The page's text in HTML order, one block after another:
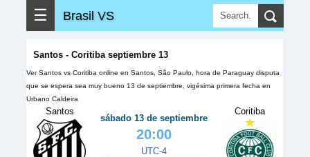
☰ Brasil VS
Santos - Coritiba septiembre 13
Ver Santos vs Coritiba online en Santos, São Paulo, hora de Paraguay disputa
que se espera sea muy bueno 13 de septiembre, vigésima primera fecha en
Urbano Caldeira
Santos
sábado 13 de septiembre
20:00
UTC-4
Coritiba